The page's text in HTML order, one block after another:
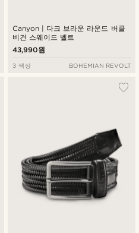
Canyon | 다크 브라운 라운드 버클
비건 스웨이드 벨트
43,990원
3 색상 BOHEMIAN REVOLT